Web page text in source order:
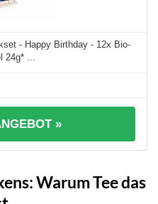
- Happy Birthday - 12x Bio-
24g* ...
»
Warum Tee das